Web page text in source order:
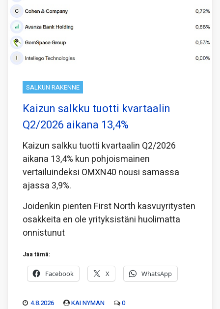
SALKUN RAKENNE
Kaizun salkku tuotti kvartaalin
Q2/2026 aikana 13,4%
Kaizun salkku tuotti kvartaalin Q2/2026
aikana 13,4% kun pohjoismainen
vertailuindeksi OMXN40 nousi samassa
ajassa 3,9%.
Joidenkin pienten First North kasvuyritysten
osakkeita en ole yrityksistäni huolimatta
onnistunut
Jaa tämä:
Facebook X WhatsApp
4.8.2026 KAI NYMAN 0